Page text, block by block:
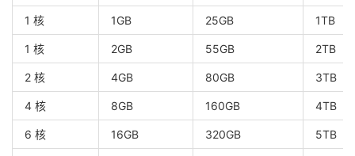
1 核 1GB 25GB 1TB
1 核 2GB 55GB 2TB
2 核 4GB 80GB 3TB
4 核 8GB 160GB 4TB
6 核 16GB 320GB 5TB